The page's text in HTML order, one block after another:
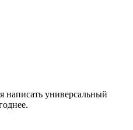
написать универсальный